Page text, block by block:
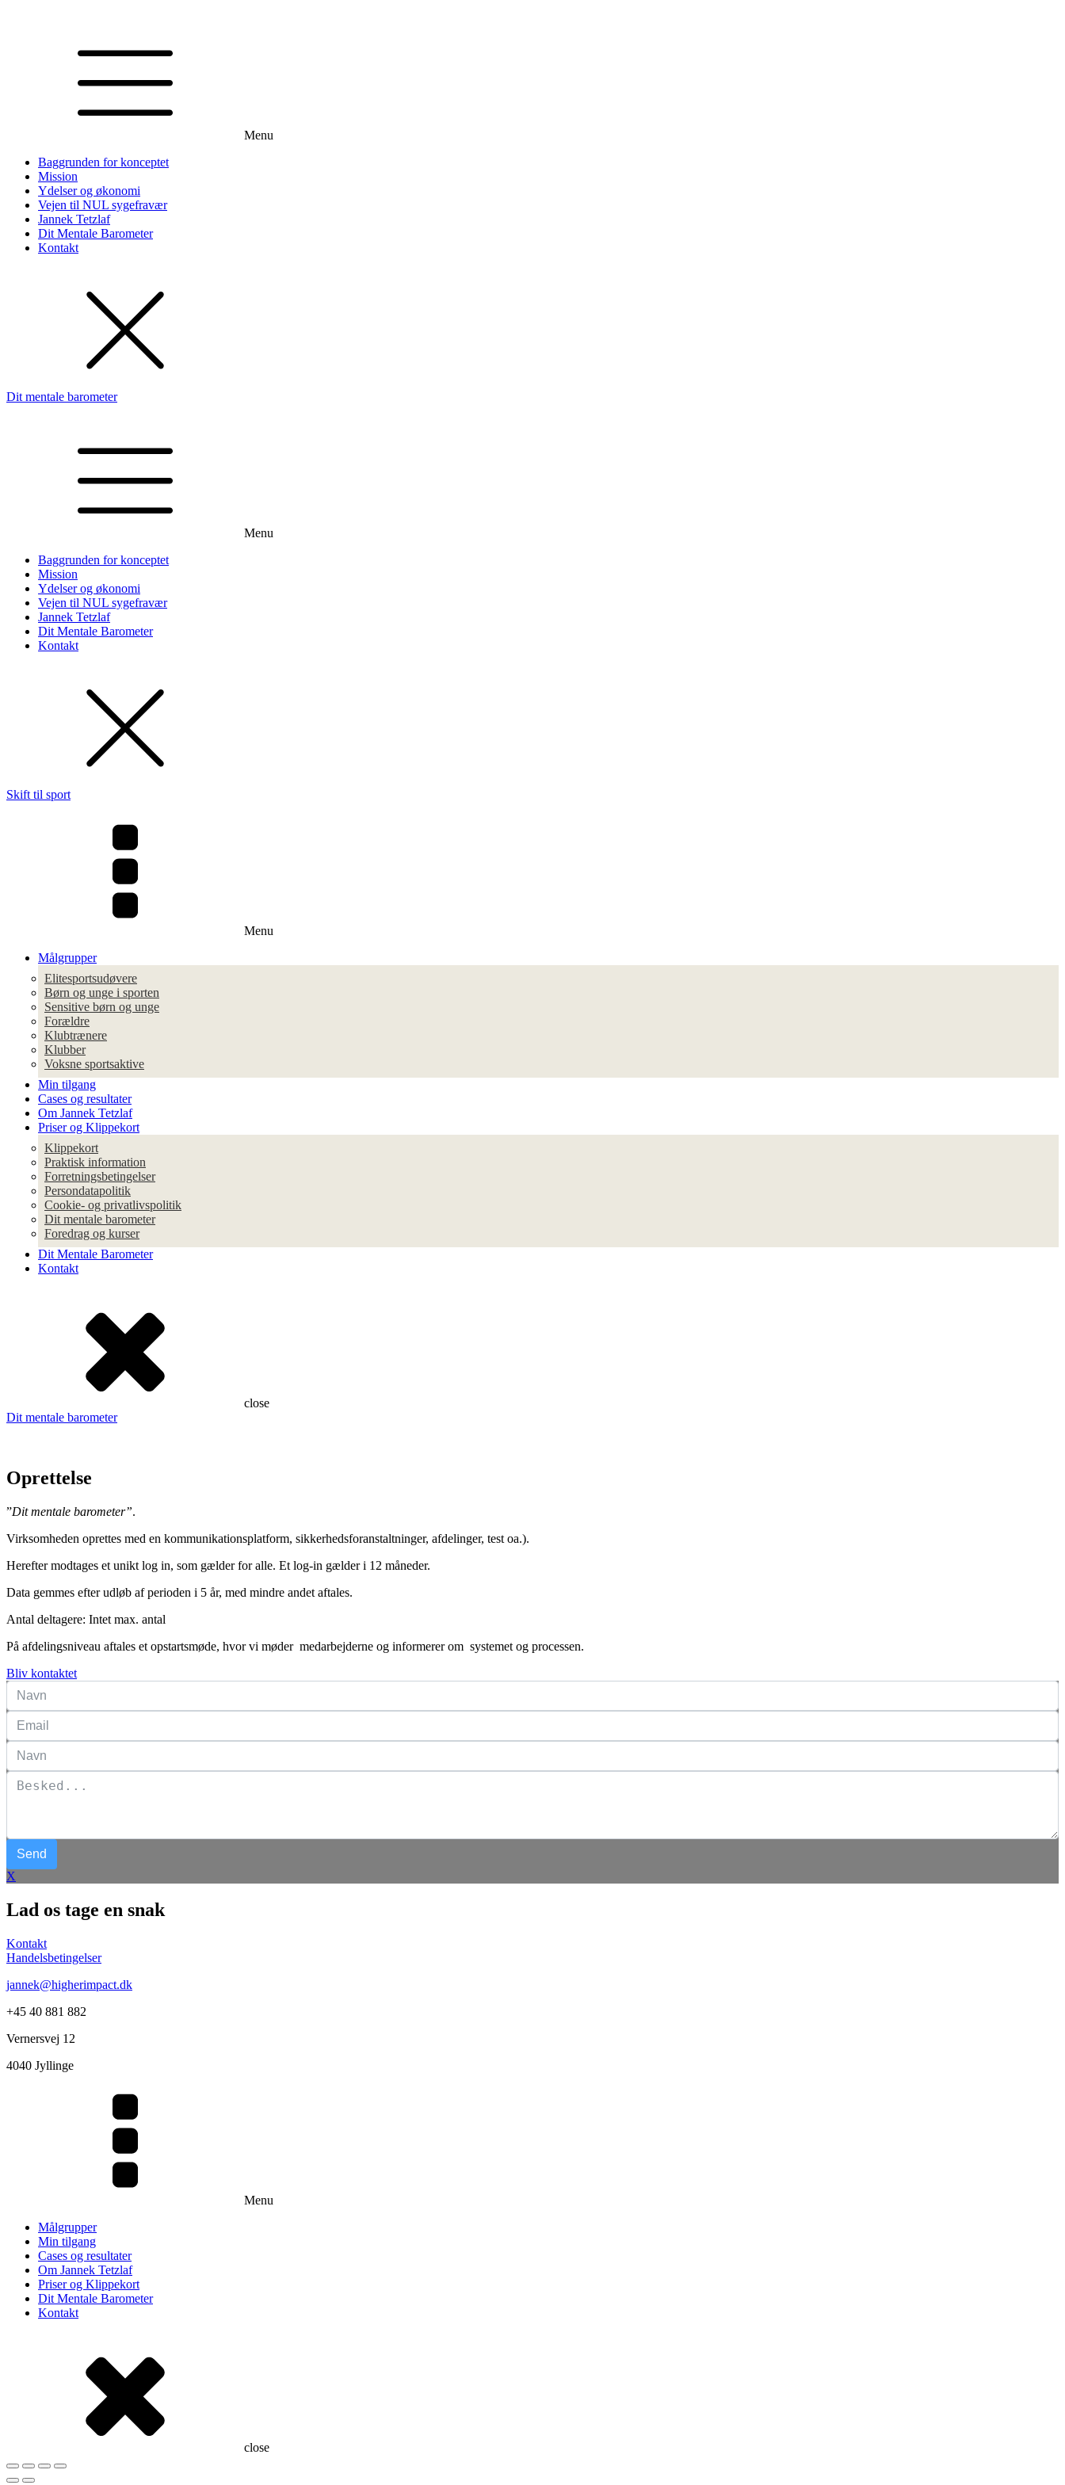
Menu
Baggrunden for konceptet
Mission
Ydelser og økonomi
Vejen til NUL sygefravær
Jannek Tetzlaf
Dit Mentale Barometer
Kontakt
Dit mentale barometer
Menu
Baggrunden for konceptet
Mission
Ydelser og økonomi
Vejen til NUL sygefravær
Jannek Tetzlaf
Dit Mentale Barometer
Kontakt
Skift til sport
Menu
Målgrupper
Elitesportsudøvere
Børn og unge i sporten
Sensitive børn og unge
Forældre
Klubtrænere
Klubber
Voksne sportsaktive
Min tilgang
Cases og resultater
Om Jannek Tetzlaf
Priser og Klippekort
Klippekort
Praktisk information
Forretningsbetingelser
Persondatapolitik
Cookie- og privatlivspolitik
Dit mentale barometer
Foredrag og kurser
Dit Mentale Barometer
Kontakt
close
Dit mentale barometer
Oprettelse
”Dit mentale barometer”.
Virksomheden oprettes med en kommunikationsplatform, sikkerhedsforanstaltninger, afdelinger, test oa.).
Herefter modtages et unikt log in, som gælder for alle. Et log-in gælder i 12 måneder.
Data gemmes efter udløb af perioden i 5 år, med mindre andet aftales.
Antal deltagere: Intet max. antal
På afdelingsniveau aftales et opstartsmøde, hvor vi møder medarbejderne og informerer om systemet og processen.
Bliv kontaktet
Send
X
Lad os tage en snak
Kontakt
Handelsbetingelser
jannek@higherimpact.dk
+45 40 881 882
Vernersvej 12
4040 Jyllinge
Menu
Målgrupper
Min tilgang
Cases og resultater
Om Jannek Tetzlaf
Priser og Klippekort
Dit Mentale Barometer
Kontakt
close